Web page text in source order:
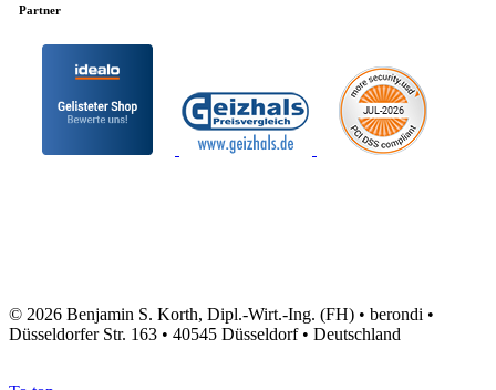
Partner
© 2026 Benjamin S. Korth, Dipl.-Wirt.-Ing. (FH) • berondi •
Düsseldorfer Str. 163 • 40545 Düsseldorf • Deutschland